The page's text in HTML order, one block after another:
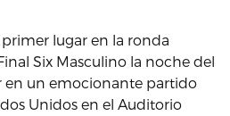
lugar en la ronda
Six Masculino la noche del
en un emocionante partido
Unidos en el Auditorio